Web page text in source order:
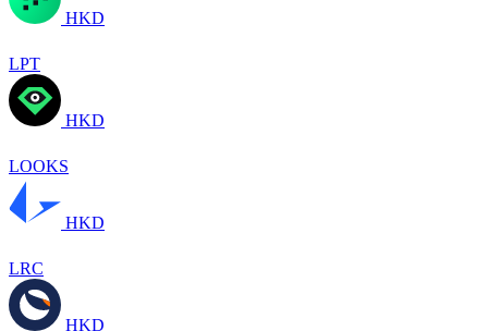
HKD
LPT
HKD
LOOKS
HKD
LRC
HKD